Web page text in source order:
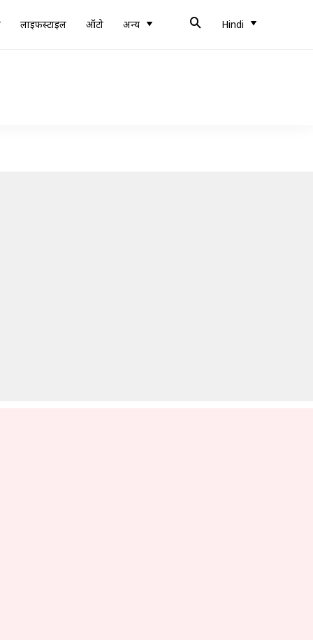
लाइफस्टाइल ऑटो अन्य Hindi